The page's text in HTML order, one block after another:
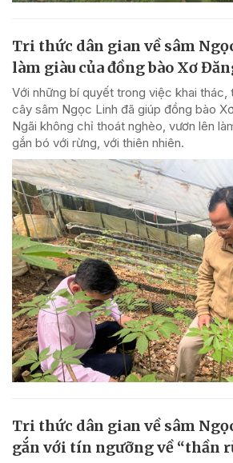
Tri thức dân gian về sâm
làm giàu của đồng bào Xơ
Với những bí quyết trong việc khai thác,
cây sâm Ngọc Linh đã giúp đồng bào
Ngãi không chỉ thoát nghèo, vươn lên
gắn bó với rừng, với thiên nhiên.
Tri thức dân gian về sâm
gắn với tín ngưỡng về “thần